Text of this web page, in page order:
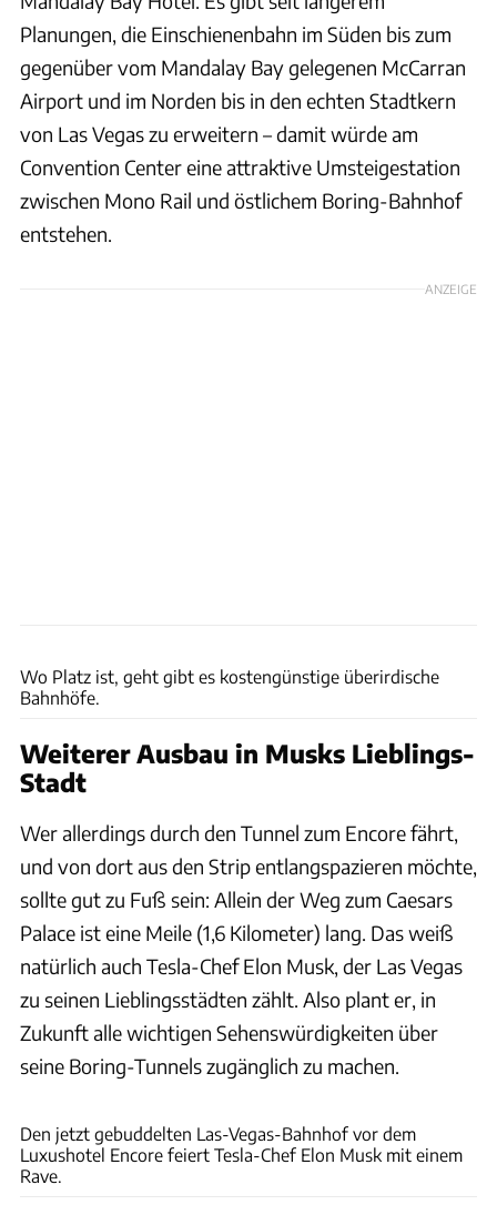
Planungen, die Einschienenbahn im Süden bis zum
gegenüber vom Mandalay Bay gelegenen McCarran
Airport und im Norden bis in den echten Stadtkern
von Las Vegas zu erweitern – damit würde am
Convention Center eine attraktive Umsteigestation
zwischen Mono Rail und östlichem Boring-Bahnhof
entstehen.
ANZEIGE
Wo Platz ist, geht gibt es kostengünstige überirdische
Bahnhöfe.
Weiterer Ausbau in Musks Lieblings-
Stadt
Wer allerdings durch den Tunnel zum Encore fährt,
und von dort aus den Strip entlangspazieren möchte,
sollte gut zu Fuß sein: Allein der Weg zum Caesars
Palace ist eine Meile (1,6 Kilometer) lang. Das weiß
natürlich auch Tesla-Chef Elon Musk, der Las Vegas
zu seinen Lieblingsstädten zählt. Also plant er, in
Zukunft alle wichtigen Sehenswürdigkeiten über
seine Boring-Tunnels zugänglich zu machen.
Den jetzt gebuddelten Las-Vegas-Bahnhof vor dem
Luxushotel Encore feiert Tesla-Chef Elon Musk mit einem
Rave.